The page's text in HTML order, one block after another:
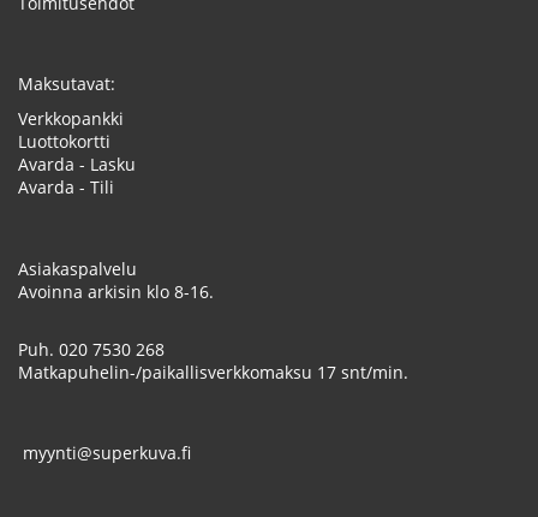
Maksutavat:
Verkkopankki
Luottokortti
Avarda - Lasku
Avarda - Tili
Asiakaspalvelu
Avoinna arkisin klo 8-16.
Puh. 020 7530 268
Matkapuhelin-/paikallisverkkomaksu 17 snt/min.
myynti@superkuva.fi